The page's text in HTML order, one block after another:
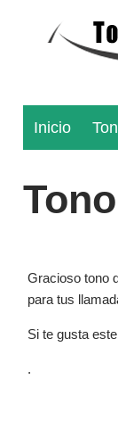
Inicio
Gracioso tono
para tus
Si te gusta
.